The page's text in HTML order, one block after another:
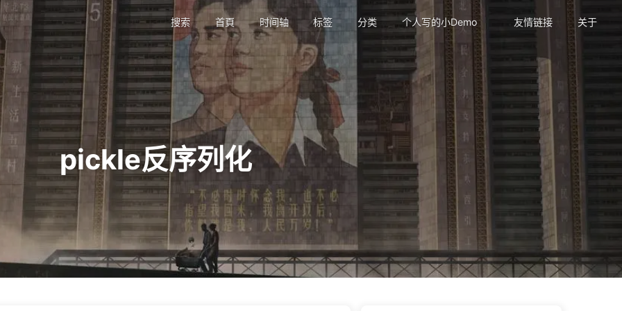
搜索 首頁 时间轴 标签 分类 个人写的小Demo 友情链接 关于
pickle反序列化